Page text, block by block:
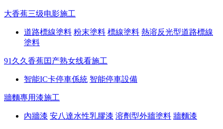
大香蕉三级电影施工
道路標線塗料 粉末塗料 標線塗料 熱溶反光型道路標線
塗料
91久久香蕉囯产熟女线看施工
智能IC卡停車係統 智能停車設備
牆麵專用漆施工
內牆漆 安八達水性乳膠漆 溶劑型外牆塗料 牆麵漆